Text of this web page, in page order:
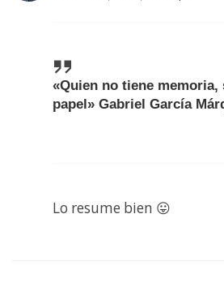
«Quien no tiene memoria,
papel» Gabriel García
Lo resume bien 😛